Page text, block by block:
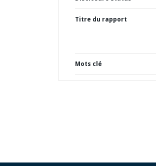
Titre du rapport
Mots clé